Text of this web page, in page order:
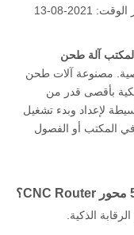
آلة طحن
مصنوعة آلات طحن
بأقصى قدر من
لإعداد وبدء تشغيل
في المكتب أو الفصول